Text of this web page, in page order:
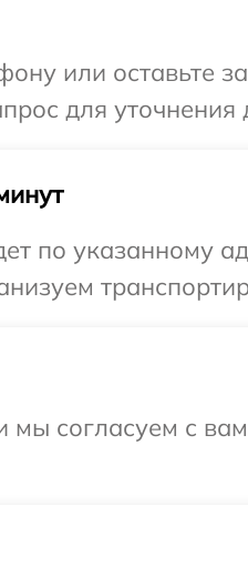
или оставьте
для
по указанному
мы согласуем с